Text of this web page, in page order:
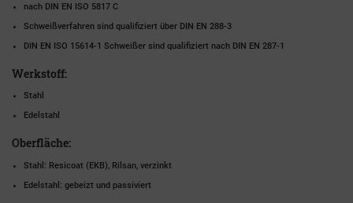
nach DIN EN ISO 5817 C
Schweißverfahren sind qualifiziert über DIN EN 288-3
DIN EN ISO 15614-1 Schweißer sind qualifiziert nach DIN EN 287-1
Werkstoff:
Stahl
Edelstahl
Oberfläche:
Stahl: Resicoat (EKB), Rilsan, verzinkt
Edelstahl: gebeizt und passiviert